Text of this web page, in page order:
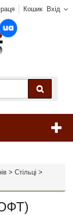
Вхід
Кошик
> Стільці >